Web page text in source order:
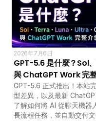
2026年7月6日
GPT-5.6 是什麼？Sol
與 ChatGPT Work 完
GPT-5.6 正式推出！本站
型差異，以及最新
了解如何將 AI 從聊天機器
長流程任務，並自動交付